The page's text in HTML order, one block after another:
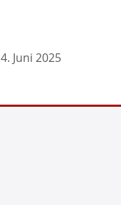
4. Juni 2025